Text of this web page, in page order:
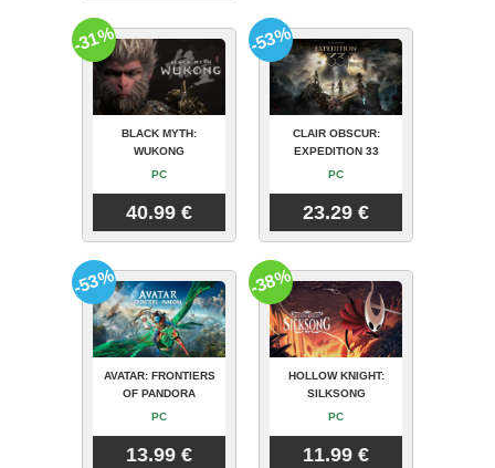
BLACK MYTH:
WUKONG
PC
40.99 €
-31%
CLAIR OBSCUR:
EXPEDITION 33
PC
23.29 €
-53%
AVATAR: FRONTIERS
OF PANDORA
PC
13.99 €
-53%
HOLLOW KNIGHT:
SILKSONG
PC
11.99 €
-38%